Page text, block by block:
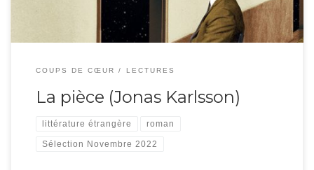
COUPS DE CŒUR LECTURES
La pièce (Jonas Karlsson)
littérature étrangère roman
Sélection Novembre 2022